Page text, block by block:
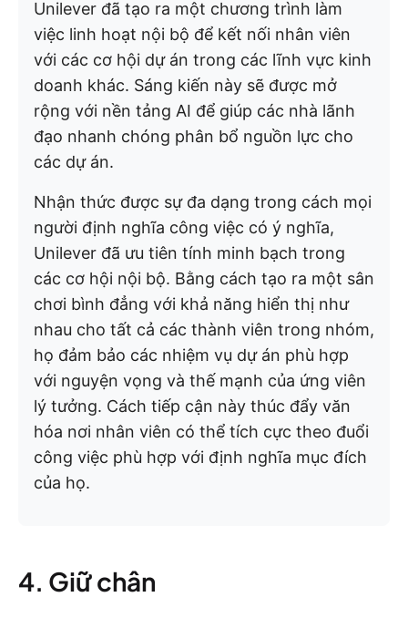
Unilever đã tạo ra một chương trình làm
việc linh hoạt nội bộ để kết nối nhân viên
với các cơ hội dự án trong các lĩnh vực kinh
doanh khác. Sáng kiến này sẽ được mở
rộng với nền tảng AI để giúp các nhà lãnh
đạo nhanh chóng phân bổ nguồn lực cho
các dự án.
Nhận thức được sự đa dạng trong cách mọi
người định nghĩa công việc có ý nghĩa,
Unilever đã ưu tiên tính minh bạch trong
các cơ hội nội bộ. Bằng cách tạo ra một sân
chơi bình đẳng với khả năng hiển thị như
nhau cho tất cả các thành viên trong nhóm,
họ đảm bảo các nhiệm vụ dự án phù hợp
với nguyện vọng và thế mạnh của ứng viên
lý tưởng. Cách tiếp cận này thúc đẩy văn
hóa nơi nhân viên có thể tích cực theo đuổi
công việc phù hợp với định nghĩa mục đích
của họ.
4. Giữ chân